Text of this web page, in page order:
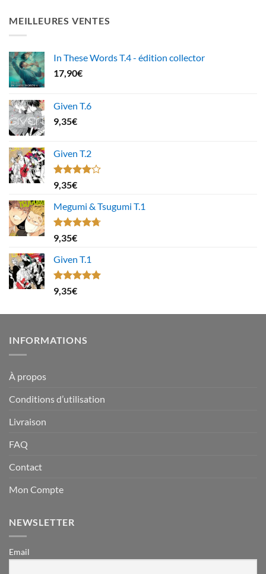
MEILLEURES VENTES
In These Words T.4 - édition collector
17,90€
Given T.6
9,35€
Given T.2
Note
4.00
5
9,35€
Megumi & Tsugumi T.1
Note4.67
sur 5
9,35€
Given T.1
Note5.00
sur 5
9,35€
INFORMATIONS
À propos
Conditions d’utilisation
Livraison
FAQ
Contact
Mon Compte
NEWSLETTER
Email